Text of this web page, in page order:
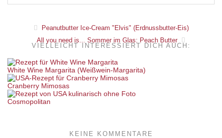
Peanutbutter Ice-Cream "Elvis" (Erdnussbutter-Eis)
All you need is... Sommer im Glas: Peach Butter
VIELLEICHT INTERESSIERT DICH AUCH:
White Wine Margarita (Weißwein-Margarita)
Cranberry Mimosas
Cosmopolitan
KEINE KOMMENTARE